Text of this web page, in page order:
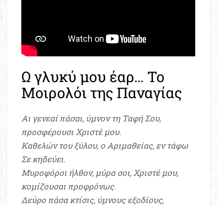
Ω γλυκύ μου έαρ… Το
Μοιρολόι της Παναγίας
Αι γενεαί πάσαι, ύμνον τη Ταφή Σου,
προσφέρουσι Χριστέ μου.
Καθελών του ξύλου, ο Αριμαθείας, εν τάφω
Σε κηδεύει.
Μυροφόροι ήλθον, μύρα σοι, Χριστέ μου,
κομίζουσαι προφρόνως.
Δεύρο πάσα κτίσις, ύμνους εξοδίους,